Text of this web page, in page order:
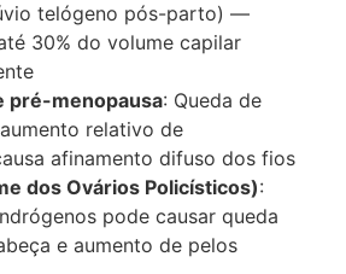
telógeno pós-parto) —
30% do volume capilar
pré-menopausa: Queda de
relativo de
afinamento difuso dos fios
dos Ovários Policísticos):
pode causar queda
e aumento de pelos